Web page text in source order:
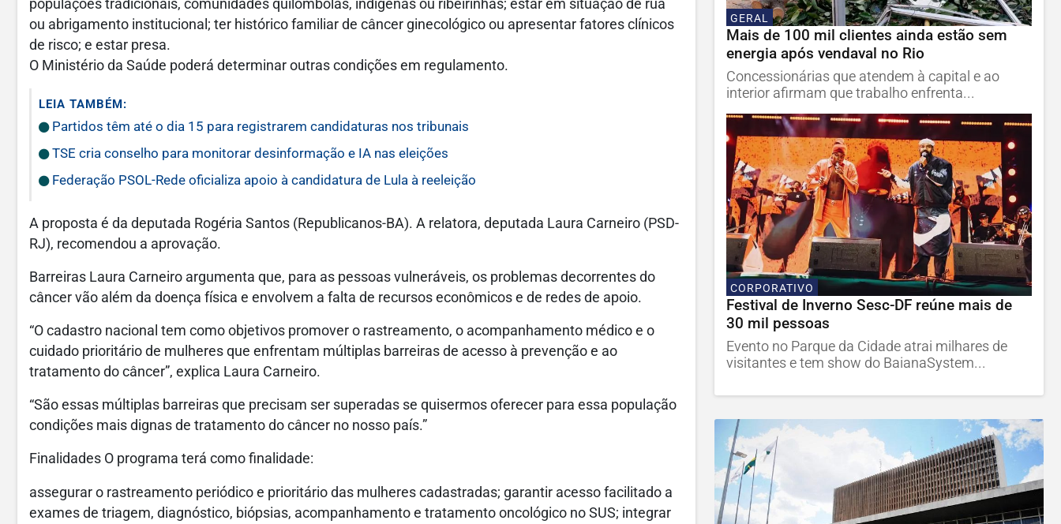
populações tradicionais, comunidades quilombolas, indígenas ou ribeirinhas; estar em situação de rua
ou abrigamento institucional; ter histórico familiar de câncer ginecológico ou apresentar fatores clínicos
de risco; e estar presa.
O Ministério da Saúde poderá determinar outras condições em regulamento.
LEIA TAMBÉM:
Partidos têm até o dia 15 para registrarem candidaturas nos tribunais
TSE cria conselho para monitorar desinformação e IA nas eleições
Federação PSOL-Rede oficializa apoio à candidatura de Lula à reeleição
A proposta é da deputada Rogéria Santos (Republicanos-BA). A relatora, deputada Laura Carneiro (PSD-
RJ), recomendou a aprovação.
Barreiras Laura Carneiro argumenta que, para as pessoas vulneráveis, os problemas decorrentes do
câncer vão além da doença física e envolvem a falta de recursos econômicos e de redes de apoio.
“O cadastro nacional tem como objetivos promover o rastreamento, o acompanhamento médico e o
cuidado prioritário de mulheres que enfrentam múltiplas barreiras de acesso à prevenção e ao
tratamento do câncer”, explica Laura Carneiro.
“São essas múltiplas barreiras que precisam ser superadas se quisermos oferecer para essa população
condições mais dignas de tratamento do câncer no nosso país.”
Finalidades O programa terá como finalidade:
assegurar o rastreamento periódico e prioritário das mulheres cadastradas; garantir acesso facilitado a
exames de triagem, diagnóstico, biópsias, acompanhamento e tratamento oncológico no SUS; integrar
GERAL
Mais de 100 mil clientes ainda estão sem
energia após vendaval no Rio
Concessionárias que atendem à capital e ao
interior afirmam que trabalho enfrenta...
CORPORATIVO
Festival de Inverno Sesc-DF reúne mais de
30 mil pessoas
Evento no Parque da Cidade atrai milhares de
visitantes e tem show do BaianaSystem...